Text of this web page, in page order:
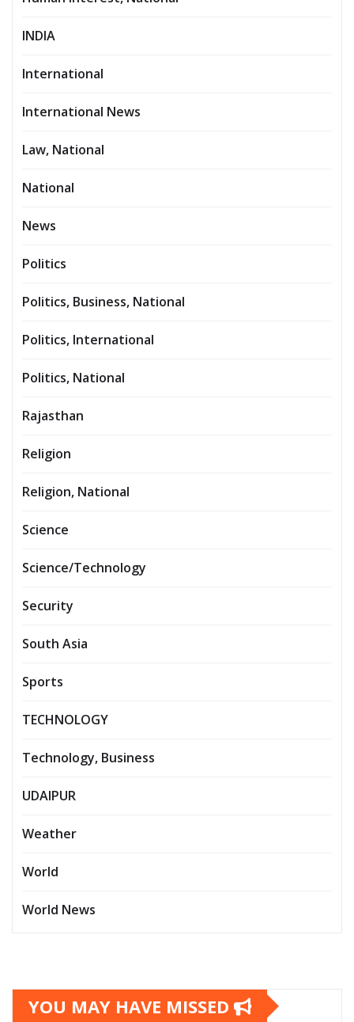
INDIA
International
International News
Law, National
National
News
Politics
Politics, Business, National
Politics, International
Politics, National
Rajasthan
Religion
Religion, National
Science
Science/Technology
Security
South Asia
Sports
TECHNOLOGY
Technology, Business
UDAIPUR
Weather
World
World News
YOU MAY HAVE MISSED